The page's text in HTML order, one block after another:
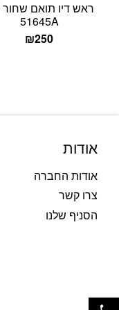
51645A
₪250
אודות
אודות החברה
צרו קשר
הסניף שלנו
פתח סרגל נגישות